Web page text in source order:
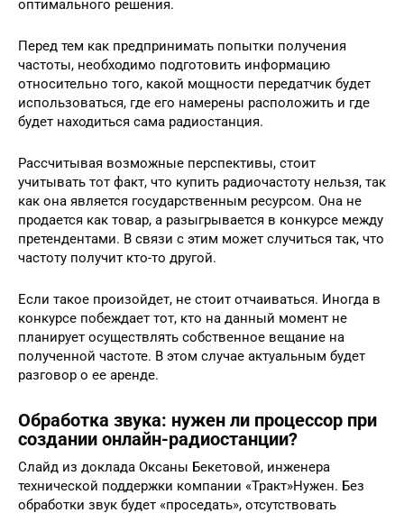
оптимального решения.
Перед тем как предпринимать попытки получения
частоты, необходимо подготовить информацию
относительно того, какой мощности передатчик будет
использоваться, где его намерены расположить и где
будет находиться сама радиостанция.
Рассчитывая возможные перспективы, стоит
учитывать тот факт, что купить радиочастоту нельзя, так
как она является государственным ресурсом. Она не
продается как товар, а разыгрывается в конкурсе между
претендентами. В связи с этим может случиться так, что
частоту получит кто-то другой.
Если такое произойдет, не стоит отчаиваться. Иногда в
конкурсе побеждает тот, кто на данный момент не
планирует осуществлять собственное вещание на
полученной частоте. В этом случае актуальным будет
разговор о ее аренде.
Обработка звука: нужен ли процессор при
создании онлайн-радиостанции?
Слайд из доклада Оксаны Бекетовой, инженера
технической поддержки компании «Тракт»Нужен. Без
обработки звук будет «проседать», отсутствовать